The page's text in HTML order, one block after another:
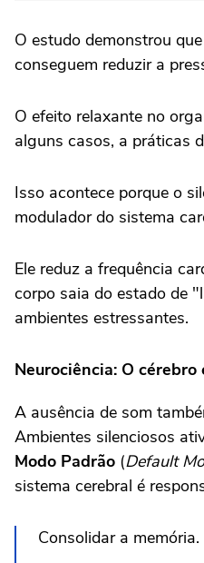
O estudo demonstrou
conseguem reduzir a
O efeito relaxante no
alguns casos, a práticas
Isso acontece porque o
modulador do sistema
Ele reduz a frequência
corpo saia do estado de
ambientes estressantes.
Neurociência: O cérebro
A ausência de som
Ambientes silenciosos
Modo Padrão (Default
sistema cerebral é
Consolidar a memória.